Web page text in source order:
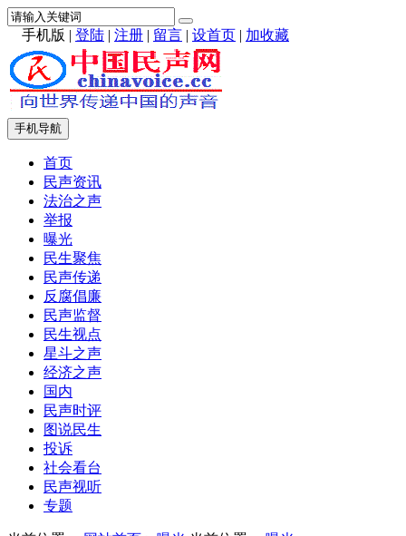
手机版 | 登陆 | 注册 | 留言 | 设首页 | 加收藏
手机导航
首页
民声资讯
法治之声
举报
曝光
民生聚焦
民声传递
反腐倡廉
民声监督
民生视点
星斗之声
经济之声
国内
民声时评
图说民生
投诉
社会看台
民声视听
专题